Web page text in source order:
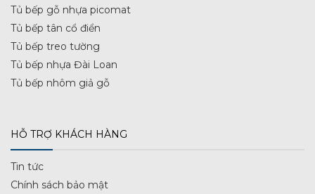
Tủ bếp gỗ nhựa picomat
Tủ bếp tân cổ điển
Tủ bếp treo tường
Tủ bếp nhựa Đài Loan
Tủ bếp nhôm giả gỗ
HỖ TRỢ KHÁCH HÀNG
Tin tức
Chính sách bảo mật